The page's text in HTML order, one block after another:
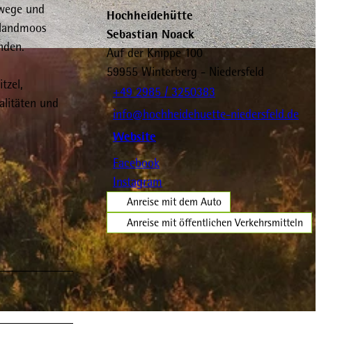
|
und
und
Hochheidehütte
Sebastian Noack
Auf der Knippe 100
59955 Winterberg - Niedersfeld
+49 2985 / 3250383
info@hochheidehuette-niedersfeld.de
Website
Facebook
Instagram
Anreise mit dem Auto
Anreise mit öffentlichen Verkehrsmitteln